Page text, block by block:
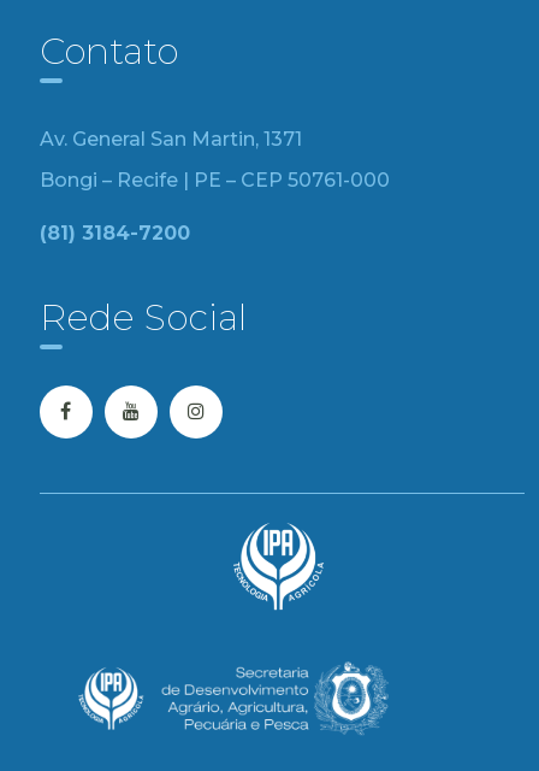
Contato
Av. General San Martin, 1371
Bongi – Recife | PE – CEP 50761-000
(81) 3184-7200
Rede Social